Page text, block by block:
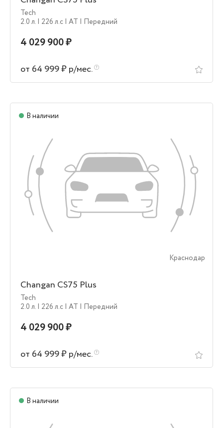
Tech
2.0 л. | 226 л.c | AT | Передний
4 029 900 ₽
от 64 999 ₽ р/мес.
В наличии
Краснодар
Changan CS75 Plus
Tech
2.0 л. | 226 л.c | AT | Передний
4 029 900 ₽
от 64 999 ₽ р/мес.
В наличии